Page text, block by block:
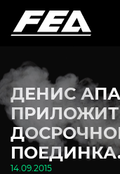
ДЕНИС
ПРИЛОЖИТ
14.09.2015